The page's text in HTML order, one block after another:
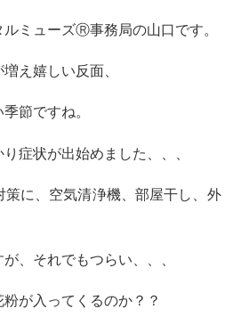
ミューズⓇ事務局の山口です。
え嬉しい反面、
節ですね。
症状が出始めました、、、
策に、空気清浄機、部屋干し、外
、それでもつらい、、、
が入ってくるのか？？